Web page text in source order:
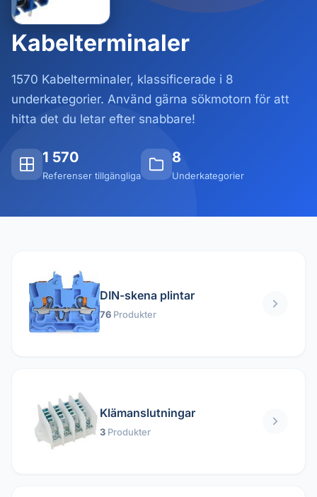
Kabelterminaler
1570 Kabelterminaler, klassificerade i 8
underkategorier. Använd gärna sökmotorn för att
hitta det du letar efter snabbare!
1 570
Referenser tillgängliga
8
Underkategorier
DIN-skena plintar
76 Produkter
Klämanslutningar
3 Produkter